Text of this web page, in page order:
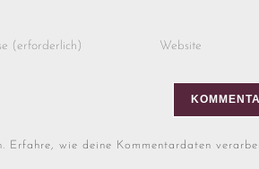
Erfahre, wie deine Kommentardaten